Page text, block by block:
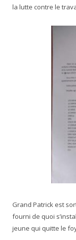
la lutte contre le
Grand Patrick est
fourni de quoi
jeune qui quitte le